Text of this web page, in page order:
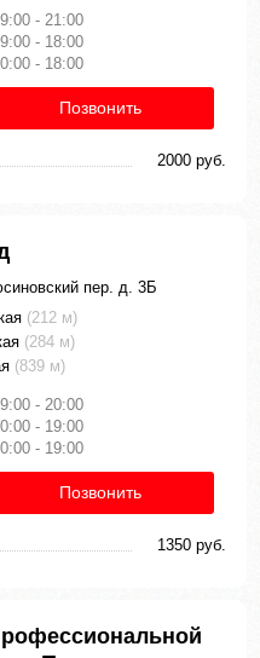
- 21:00
- 18:00
- 18:00
Позвонить
2000 руб.
пер. д. 3Б
(212 м)
(284 м)
(839 м)
- 20:00
- 19:00
- 19:00
Позвонить
1350 руб.